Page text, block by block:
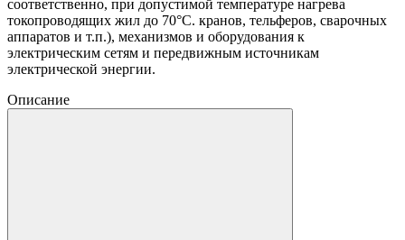
соответственно, при допустимой температуре нагрева
токопроводящих жил до 70°C. кранов, тельферов, сварочных
аппаратов и т.п.), механизмов и оборудования к
электрическим сетям и передвижным источникам
электрической энергии.
Описание